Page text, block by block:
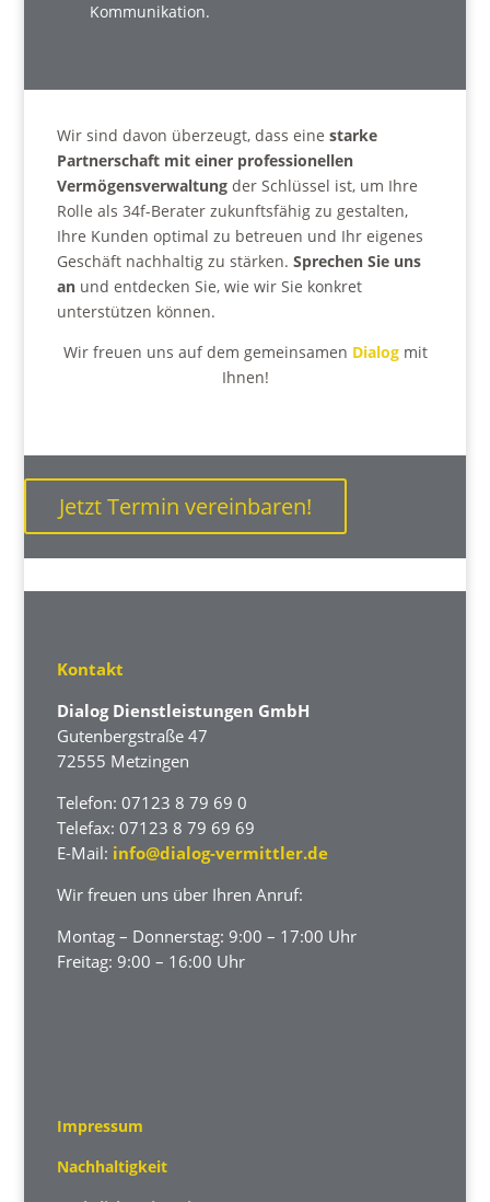
Kommunikation.
Wir sind davon überzeugt, dass einestarke
Partnerschaft mit einer professionellen
Vermögensverwaltung der Schlüssel ist, um Ihre
Rolle als 34f-Berater zukunftsfähig zu gestalten,
Ihre Kunden optimal zu betreuen und Ihr eigenes
Geschäft nachhaltig zu stärken.Sprechen Sie uns
an und entdecken Sie, wie wir Sie konkret
unterstützen können.
Wir freuen uns auf dem gemeinsamen Dialog mit
Ihnen!
Jetzt Termin vereinbaren!
Kontakt
Dialog Dienstleistungen GmbH
Gutenbergstraße 47
72555 Metzingen
Telefon: 07123 8 79 69 0
Telefax: 07123 8 79 69 69
E-Mail: info@dialog-vermittler.de
Wir freuen uns über Ihren Anruf:
Montag – Donnerstag: 9:00 – 17:00 Uhr
Freitag: 9:00 – 16:00 Uhr
Impressum
Nachhaltigkeit